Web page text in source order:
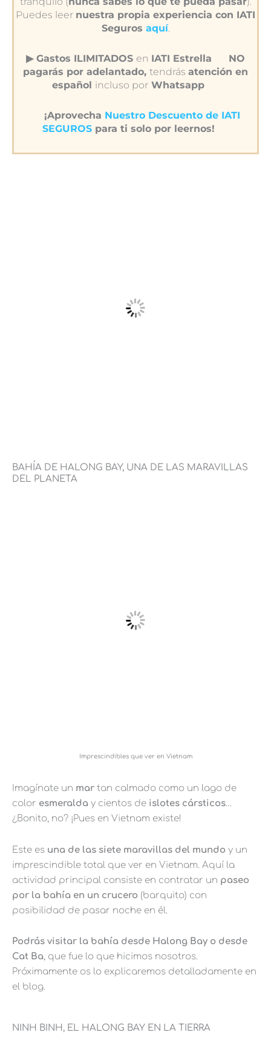
Puedes leer nuestra propia experiencia con IATI
Seguros aquí.
▶︎ Gastos ILIMITADOS en IATI Estrella
NO
pagarás por adelantado, tendrás atención en
español incluso por Whatsapp
¡Aprovecha Nuestro Descuento de IATI
SEGUROSpara ti solo por leernos!
BAHÍA DE HALONG BAY, UNA DE LAS MARAVILLAS
DEL PLANETA
Imprescindibles que ver en Vietnam
Imagínate un mar tan calmado como un lago de
color esmeralda y cientos de islotes cársticos…
¿Bonito, no? ¡Pues en Vietnam existe!
Este es una de las siete maravillas del mundo y un
imprescindible total que ver en Vietnam. Aquí la
actividad principal consiste en contratar un paseo
por la bahía en un crucero (barquito) con
posibilidad de pasar noche en él.
Podrás visitar la bahía desde Halong Bay o desde
Cat Ba, que fue lo que hicimos nosotros.
Próximamente os lo explicaremos detalladamente en
el blog.
NINH BINH, EL HALONG BAY EN LA TIERRA